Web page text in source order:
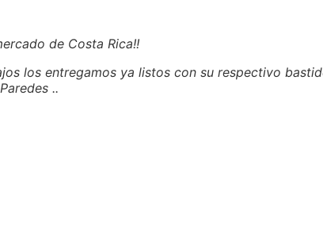
de Costa Rica!!
los entregamos ya listos con su respectivo
..